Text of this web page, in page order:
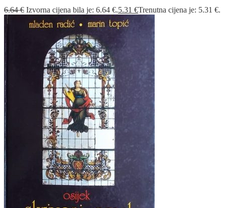
6.64€ Izvorna cijena bila je: 6.64 €.5.31 €Trenutna cijena je: 5.31 €.